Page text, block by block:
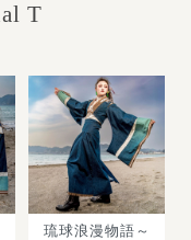
T
琉球浪漫物語～